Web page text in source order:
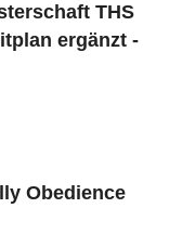
THS
ergänzt -
Obedience